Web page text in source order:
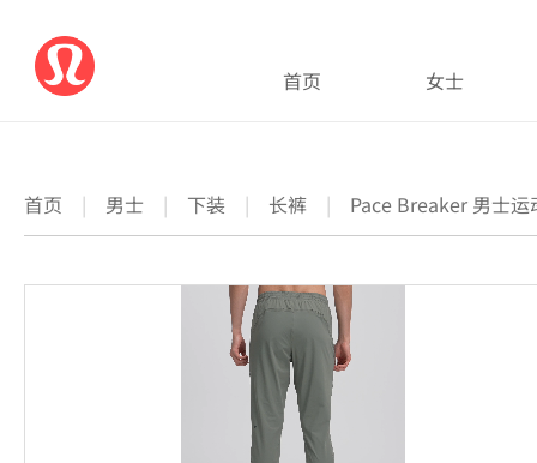
首页 女士
首页 | 男士 | 下装 | 长裤 | Pace Breaker 男士